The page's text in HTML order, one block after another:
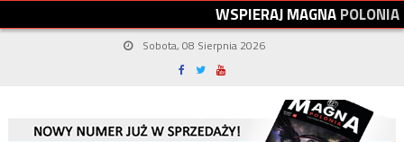
WSPIERAJMAGNAPOLONIA
Sobota, 08 Sierpnia 2026